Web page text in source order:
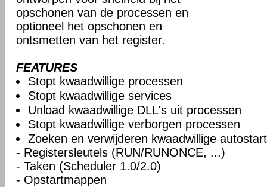
opschonen van de processen en
optioneel het opschonen en
ontsmetten van het register.
FEATURES
Stopt kwaadwillige processen
Stopt kwaadwillige services
Unload kwaadwillige DLL's uit processen
Stopt kwaadwillige verborgen processen
Zoeken en verwijderen kwaadwillige
- Registersleutels (RUN/RUNONCE, ...)
- Taken (Scheduler 1.0/2.0)
- Opstartmappen